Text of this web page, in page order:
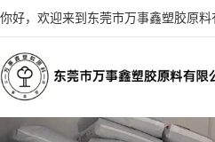
你好，欢迎来到东莞市万事鑫塑胶原料